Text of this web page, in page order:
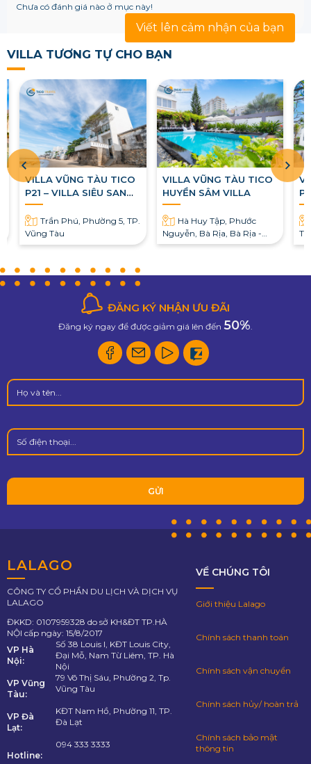
Viết lên cảm nhận của bạn
Chưa có đánh giá nào ở mục này!
VILLA TƯƠNG TỰ CHO BẠN
VILLA VŨNG TÀU TICO
P21 – VILLA SIÊU SANG
CHẢNH
Trần Phú, Phường 5, TP.
Vũng Tàu
VILLA VŨNG TÀU TICO
HUYỀN SÂM VILLA
Hà Huy Tập, Phước
Nguyễn, Bà Rịa, Bà Rịa -
Vũng Tàu
ĐĂNG KÝ NHẬN ƯU ĐÃI
Đăng ký ngay để được giảm giá lên đến 50%
LALAGO
CÔNG TY CỔ PHẦN DU LỊCH VÀ DỊCH VỤ
LALAGO
ĐKKD: 0107959328 do sở KH&ĐT TP.HÀ
NỘI cấp ngày: 15/8/2017
VP Hà
Nội:
Số 38 Louis I, KĐT Louis City,
Đại Mỗ, Nam Từ Liêm, TP. Hà
Nội
VP Vũng
Tàu:
79 Võ Thị Sáu, Phường 2, Tp.
Vũng Tàu
VP Đà
Lạt:
KĐT Nam Hồ, Phường 11, TP.
Đà Lạt
Hotline:
094 333 3333
VỀ CHÚNG TÔI
Giới thiệu Lalago
Chính sách thanh toán
Chính sách vận chuyển
Chính sách hủy/ hoàn trả
Chính sách bảo mật
thông tin